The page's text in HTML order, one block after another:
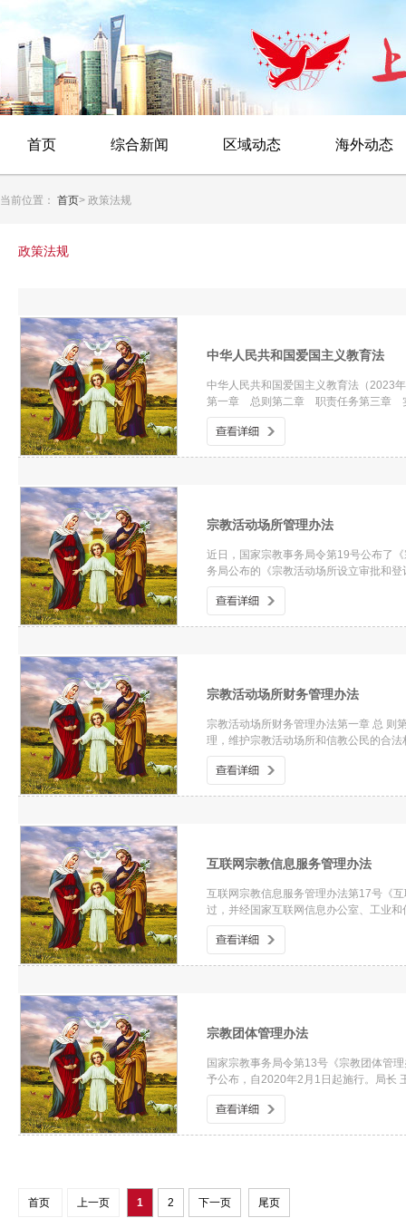
首页 综合新闻 区域动态 海外动态
当前位置： 首页> 政策法规
政策法规
中华人民共和国爱国主义教育法
中华人民共和国爱国主义教育法（2023
第一章 总则第二章 职责任务第三章
宗教活动场所管理办法
近日，国家宗教事务局令第19号公布了
务局公布的《宗教活动场所设立审批和
宗教活动场所财务管理办法
宗教活动场所财务管理办法第一章 总 则
理，维护宗教活动场所和信教公民的合
互联网宗教信息服务管理办法
互联网宗教信息服务管理办法第17号《
过，并经国家互联网信息办公室、工业
宗教团体管理办法
国家宗教事务局令第13号《宗教团体管
予公布，自2020年2月1日起施行。局
首页 上一页 1 2 下一页 尾页